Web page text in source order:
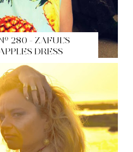
280 - ZAFUL'S
DRESS